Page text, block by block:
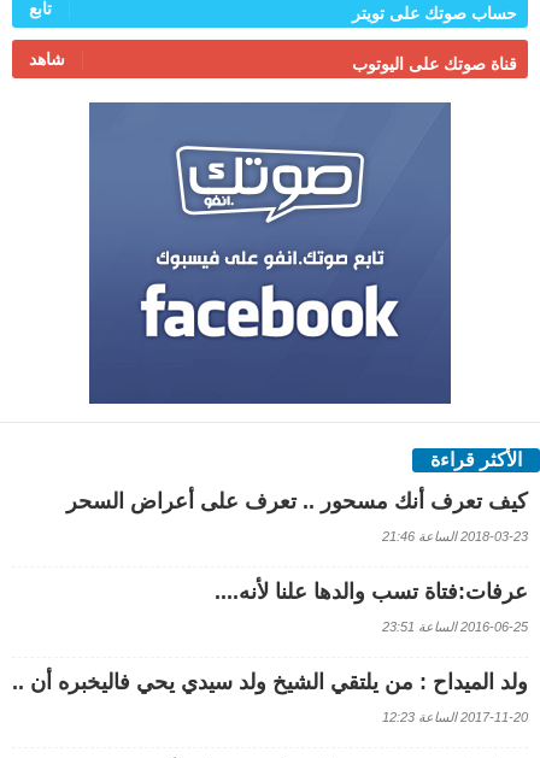
حساب صوتك على تويتر تابع
قناة صوتك على اليوتوب شاهد
الأكثر قراءة
كيف تعرف أنك مسحور .. تعرف على أعراض السحر
2018-03-23 الساعة 21:46
عرفات:فتاة تسب والدها علنا لأنه....
2016-06-25 الساعة 23:51
ولد الميداح : من يلتقي الشيخ ولد سيدي يحي فاليخبره أن ..
2017-11-20 الساعة 12:23